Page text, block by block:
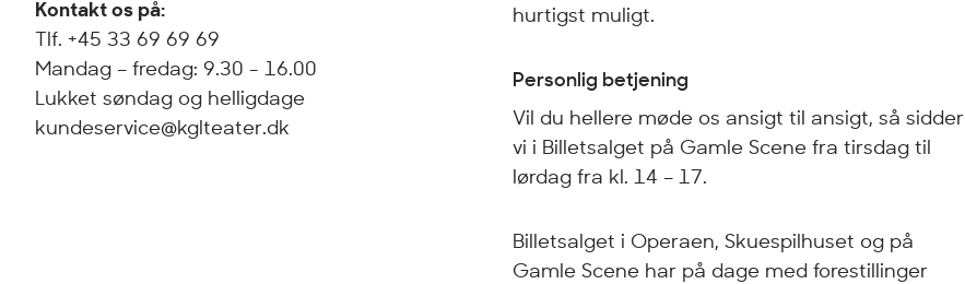
Kontakt os på:
Tlf. +45 33 69 69 69
Mandag – fredag: 9.30 - 16.00
Lukket søndag og helligdage
kundeservice@kglteater.dk
hurtigst muligt.
Personlig betjening
Vil du hellere møde os ansigt til ansigt, så sidder
vi i Billetsalget på Gamle Scene fra tirsdag til
lørdag fra kl. 14 – 17.
Billetsalget i Operaen, Skuespilhuset og på
Gamle Scene har på dage med forestillinger